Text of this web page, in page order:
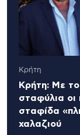
Κρήτη
Κρήτη: Με
σταφύλια οι
σταφίδα
χαλαζιού